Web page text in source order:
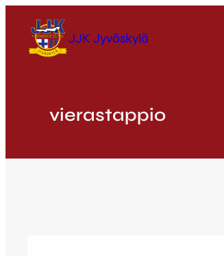
sisältöön
JJK Jyväskylä
vierastappio